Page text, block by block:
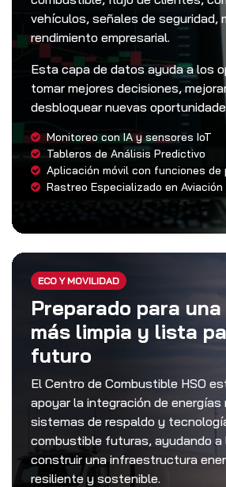
vehículos, señales de seguridad,
rendimiento empresarial.
Esta capa de datos ayuda a los
tomar mejores decisiones,
desbloquear nuevas
Monitoreo con IA y sensores IoT
Tableros de Análisis Predictivo
Aplicación móvil con funciones de
Rastreo Especializado en Aviación
ECO Y MOVILIDAD
Preparado para
más limpia y lista
futuro
El Centro de Combustible HSO
apoyar la integración de energías
sistemas de respaldo y
combustible futuras, ayudando a
construir una infraestructura
resiliente y sostenible.